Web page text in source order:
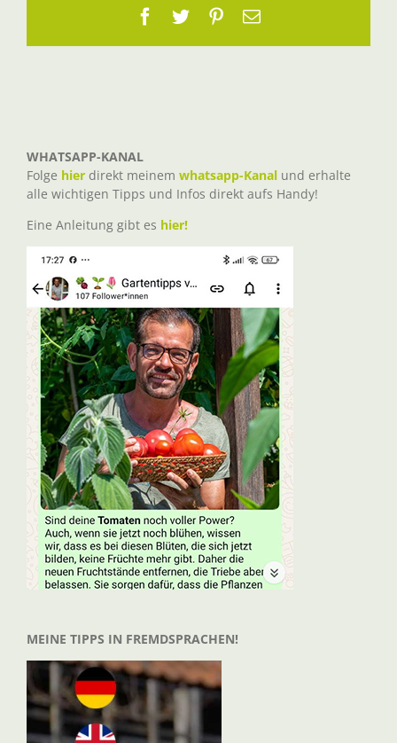
Facebook
TwitterPinterest
E-
WHATSAPP-KANAL
Folge hier direkt meinem whatsapp-Kanal und erhalte
alle wichtigen Tipps und Infos direkt aufs Handy!
Eine Anleitung gibt es hier!
MEINE TIPPS IN FREMDSPRACHEN!